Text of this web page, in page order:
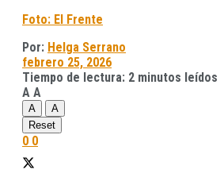
Foto: El Frente
Por: Helga Serrano
febrero 25, 2026
Tiempo de lectura: 2 minutos leídos
A A
A
A
Reset
0 0